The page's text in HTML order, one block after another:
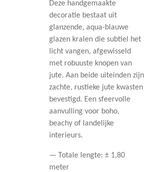
Deze handgemaakte
decoratie bestaat uit
glanzende, aqua-blauwe
glazen kralen die subtiel het
licht vangen, afgewisseld
met robuuste knopen van
jute. Aan beide uiteinden zijn
zachte, rustieke jute kwasten
bevestigd. Een sfeervolle
aanvulling voor boho,
beachy of landelijke
interieurs.
— Totale lengte: ± 1,80
meter